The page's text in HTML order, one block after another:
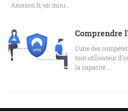
Amazon.fr, un mini…
Comprendre
L’une des
tout utilisateur
la capacité…